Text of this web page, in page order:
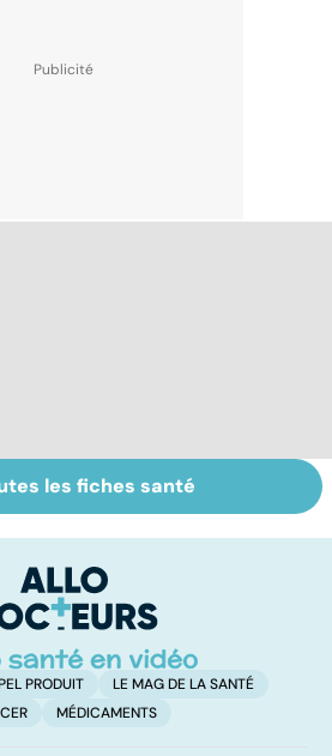
Tout savoir sur
les infections
les fiches santé
PRODUIT
LE MAG DE LA SANTÉ
MÉDICAMENTS